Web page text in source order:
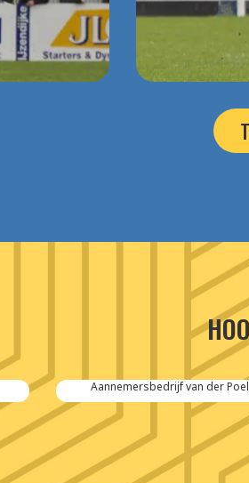
Aannemersbedrijf van der Poel